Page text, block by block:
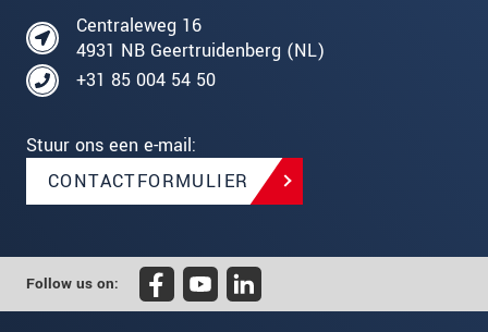
Centraleweg 16
4931 NB Geertruidenberg (NL)
+31 85 004 54 50
Stuur ons een e-mail:
CONTACTFORMULIER
Follow us on: